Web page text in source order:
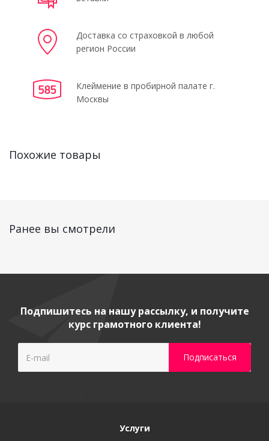
Доставка со страховкой в любой
регион России
Клеймение в пробирной палате г.
Москвы
Похожие товары
Ранее вы смотрели
Подпишитесь на нашу рассылку, и получите
курс грамотного клиента!
Услуги